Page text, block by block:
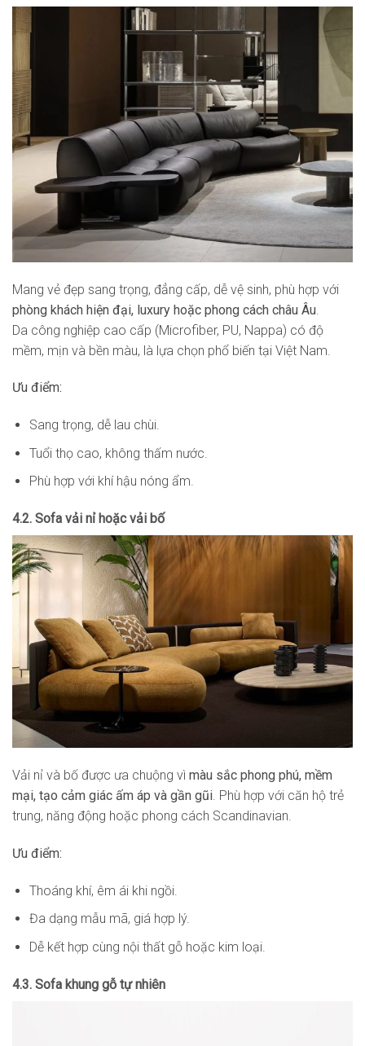
Mang vẻ đẹp sang trọng, đẳng cấp, dễ vệ sinh, phù hợp với
phòng khách hiện đại, luxury hoặc phong cách châu Âu
Da công nghiệp cao cấp (Microfiber, PU, Nappa) có độ
mềm, mịn và bền màu, là lựa chọn phổ biến tại Việt Nam.
Ưu điểm:
Sang trọng, dễ lau chùi.
Tuổi thọ cao, không thấm nước.
Phù hợp với khí hậu nóng ẩm.
4.2. Sofa vải nỉ hoặc vải bố
Vải nỉ và bố được ưa chuộng vì màu sắc phong phú, mềm
mại, tạo cảm giác ấm áp và gần gũi. Phù hợp với căn hộ trẻ
trung, năng động hoặc phong cách Scandinavian.
Ưu điểm:
Thoáng khí, êm ái khi ngồi.
Đa dạng mẫu mã, giá hợp lý.
Dễ kết hợp cùng nội thất gỗ hoặc kim loại.
4.3. Sofa khung gỗ tự nhiên